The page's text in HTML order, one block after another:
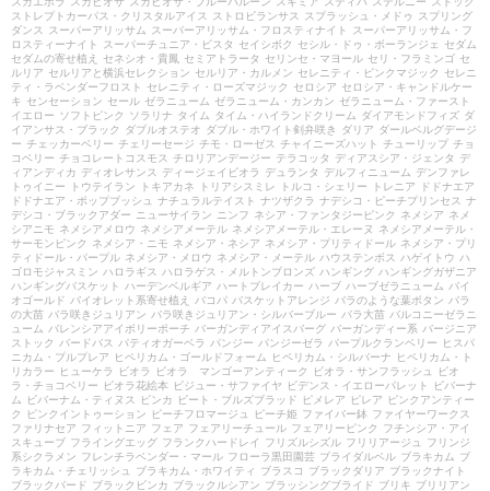
ストレプトカーパス・クリスタルアイス
ストロビランサス スプラッシュ・メドゥ
スプリング
ダンス
スーパーアリッサム スーパーアリッサム・フロスティナイト
スーパーアリッサム・フ
ロスティーナイト
スーパーチュニア・ビスタ セイシボク セシル・ドゥ・ボーランジェ
セダム
セダムの寄せ植え
セネシオ・貴鳳 セミアトラータ セリンセ・マヨール セリ・フラミンゴ セ
ルリア セルリアと横浜セレクション セルリア・カルメン セレニティ・ピンクマジック
セレニ
ティ・ラベンダーフロスト
セレニティ・ローズマジック セロシア セロシア・キャンドルケー
キ センセーション セール ゼラニューム ゼラニューム・カンカン ゼラニューム・ファースト
イエロー ソフトピンク ソラリナ タイム タイム・ハイランドクリーム ダイアモンドフィズ ダ
イアンサス・ブラック
ダブルオステオ ダブル・ホワイト剣弁咲き ダリア ダールベルグデージ
ー チェッカーベリー チェリーセージ チモ・ローゼス チャイニーズハット チューリップ チョ
コベリー チョコレートコスモス チロリアンデージー テラコッタ ディアスシア・ジェンタ
デ
ィアンディカ ディオレサンス ディージェイビオラ デュランタ デルフィニューム デンファレ
トゥイニー
トウテイラン トキアカネ トリアシスミレ トルコ・シェリー トレニア
ドドナエア
ドドナエア・ポップブッシュ
ナチュラルテイスト ナツザクラ ナデシコ・ピーチプリンセス ナ
デシコ・ブラックアダー
ニューサイラン ニンフ ネシア・ファンタジーピンク ネメシア ネメ
シアニモ ネメシアメロウ ネメシアメーテル ネメシアメーテル・エレーヌ
ネメシアメーテル・
サーモンピンク
ネメシア・ニモ ネメシア・ネシア ネメシア・プリティドール ネメシア・プリ
ティドール・パープル ネメシア・メロウ ネメシア・メーテル ハウステンボス ハゲイトウ ハ
ゴロモジャスミン ハロラギス ハロラゲス・メルトンブロンズ ハンギング ハンギングガザニア
ハンギングバスケット
ハーデンベルギア ハートブレイカー ハーブ ハーブゼラニューム バイ
オゴールド バイオレット系寄せ植え バコパ バスケットアレンジ バラのような葉ボタン バラ
の大苗 バラ咲きジュリアン バラ咲きジュリアン・シルバーブルー バラ大苗 バルコニーゼラニ
ューム バレンシアアイボリーポーチ バーガンディアイスバーグ バーガンディー系 バージニア
ストック
バードバス パティオガーベラ パンジー パンジーゼラ パープルクランベリー
ヒスパ
ニカム・プルプレア
ヒペリカム・ゴールドフォーム ヒペリカム・シルバーナ
ヒペリカム・ト
リカラー
ヒューケラ ビオラ ビオラ マンゴーアンティーク ビオラ・サンフラッシュ
ビオ
ラ・チョコベリー
ビオラ花絵本 ビジュー・サファイヤ ビデンス・イエローパレット
ビバーナ
ム
ビバーナム・ティヌス ビンカ ビート・ブルズブラッド ピメレア ピレア
ピンクアンティー
ク
ピンクイントゥーション ピーチフロマージュ ピーチ姫 ファイバー鉢 ファイヤーワークス
ファリナセア フィットニア フェア フェアリーチュール フェアリーピンク
フチンシア・アイ
スキューブ フライングエッグ フランクハードレイ フリズルシズル フリリアージュ
フリンジ
系シクラメン フレンチラベンダー・マール フローラ黒田園芸 ブライダルベル ブラキカム ブ
ラキカム・チェリッシュ
ブラキカム・ホワイティ ブラスコ ブラックダリア ブラックナイト
ブラックバード ブラックビンカ ブラックルシアン ブラッシングブライド ブリキ ブリリアン